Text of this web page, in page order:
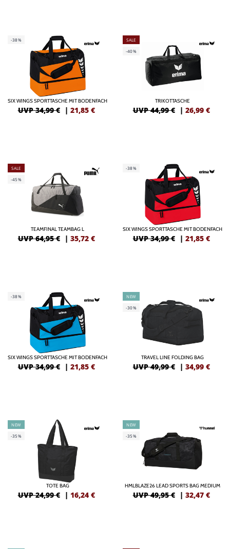
-38%
SIX WINGS SPORTTASCHE MIT BODENFACH
UVP 34,99 € | 21,85 €
SALE
-40%
TRIKOTTASCHE
UVP 44,99 € | 26,99 €
SALE
-45%
TEAMFINAL TEAMBAG L
UVP 64,95 € | 35,72 €
-38%
SIX WINGS SPORTTASCHE MIT BODENFACH
UVP 34,99 € | 21,85 €
-38%
SIX WINGS SPORTTASCHE MIT BODENFACH
UVP 34,99 € | 21,85 €
NEW
-30%
TRAVEL LINE FOLDING BAG
UVP 49,99 € | 34,99 €
NEW
-35%
TOTE BAG
UVP 24,99 € | 16,24 €
NEW
-35%
HMLBLAZE26 LEAD SPORTS BAG MEDIUM
UVP 49,95 € | 32,47 €